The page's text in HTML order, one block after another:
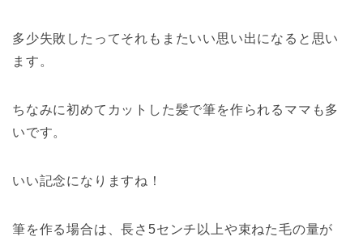
多少失敗したってそれもまたいい思い出になると思い
ます。
ちなみに初めてカットした髪で筆を作られるママも多
いです。
いい記念になりますね！
筆を作る場合は、長さ5センチ以上や束ねた毛の量が